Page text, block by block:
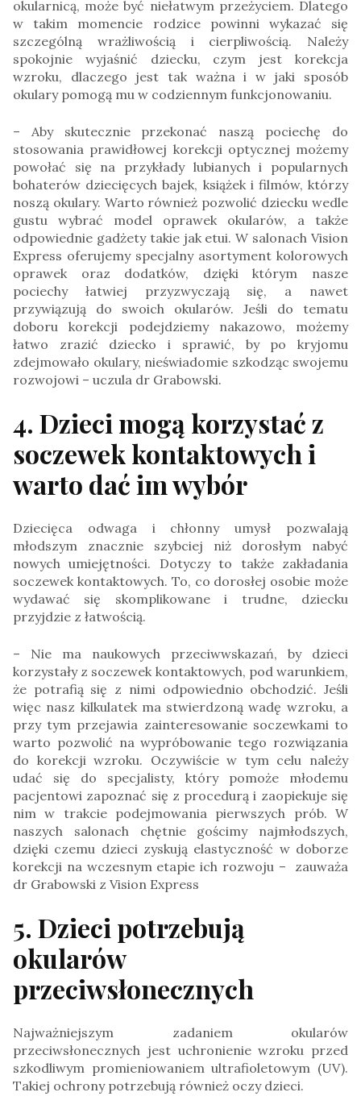
okularnicą, może być niełatwym przeżyciem. Dlatego
w takim momencie rodzice powinni wykazać się
szczególną wrażliwością i cierpliwością. Należy
spokojnie wyjaśnić dziecku, czym jest korekcja
wzroku, dlaczego jest tak ważna i w jaki sposób
okulary pomogą mu w codziennym funkcjonowaniu.
– Aby skutecznie przekonać naszą pociechę do
stosowania prawidłowej korekcji optycznej możemy
powołać się na przykłady lubianych i popularnych
bohaterów dziecięcych bajek, książek i filmów, którzy
noszą okulary. Warto również pozwolić dziecku wedle
gustu wybrać model oprawek okularów, a także
odpowiednie gadżety takie jak etui. W salonach Vision
Express oferujemy specjalny asortyment kolorowych
oprawek oraz dodatków, dzięki którym nasze
pociechy łatwiej przyzwyczają się, a nawet
przywiązują do swoich okularów. Jeśli do tematu
doboru korekcji podejdziemy nakazowo, możemy
łatwo zrazić dziecko i sprawić, by po kryjomu
zdejmowało okulary, nieświadomie szkodząc swojemu
rozwojowi – uczula dr Grabowski.
4. Dzieci mogą korzystać z
soczewek kontaktowych i
warto dać im wybór
Dziecięca odwaga i chłonny umysł pozwalają
młodszym znacznie szybciej niż dorosłym nabyć
nowych umiejętności. Dotyczy to także zakładania
soczewek kontaktowych. To, co dorosłej osobie może
wydawać się skomplikowane i trudne, dziecku
przyjdzie z łatwością.
– Nie ma naukowych przeciwwskazań, by dzieci
korzystały z soczewek kontaktowych, pod warunkiem,
że potrafią się z nimi odpowiednio obchodzić. Jeśli
więc nasz kilkulatek ma stwierdzoną wadę wzroku, a
przy tym przejawia zainteresowanie soczewkami to
warto pozwolić na wypróbowanie tego rozwiązania
do korekcji wzroku. Oczywiście w tym celu należy
udać się do specjalisty, który pomoże młodemu
pacjentowi zapoznać się z procedurą i zaopiekuje się
nim w trakcie podejmowania pierwszych prób. W
naszych salonach chętnie gościmy najmłodszych,
dzięki czemu dzieci zyskują elastyczność w doborze
korekcji na wczesnym etapie ich rozwoju – zauważa
dr Grabowski z Vision Express
​5. Dzieci potrzebują
okularów
przeciwsłonecznych
Najważniejszym zadaniem okularów
przeciwsłonecznych jest uchronienie wzroku przed
szkodliwym promieniowaniem ultrafioletowym (UV).
Takiej ochrony potrzebują również oczy dzieci.